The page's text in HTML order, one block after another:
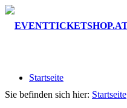
Startseite
Sie befinden sich hier: Startseite